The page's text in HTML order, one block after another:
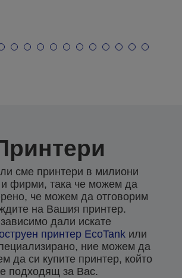
сме принтери в милиони
фирми, така че можем да
че можем да отговорим
на Вашия принтер.
дали искате
принтер EcoTankили
ние можем да
да си купите принтер, който
е подходящ за Вас.